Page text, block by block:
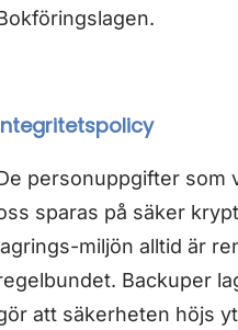
personuppgifter som
sparas på säker
miljön alltid är
Backuper
att säkerheten höjs